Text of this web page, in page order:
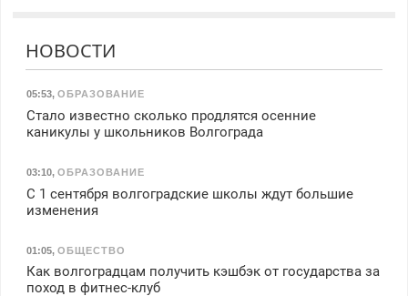
НОВОСТИ
05:53, ОБРАЗОВАНИЕ
Стало известно сколько продлятся осенние
каникулы у школьников Волгограда
03:10, ОБРАЗОВАНИЕ
С 1 сентября волгоградские школы ждут большие
изменения
01:05, ОБЩЕСТВО
Как волгоградцам получить кэшбэк от государства за
поход в фитнес-клуб